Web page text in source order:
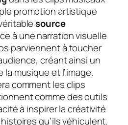
promotion artistique
source
à une narration visuelle
parviennent à toucher
créant ainsi un
musique et l’image.
comment les clips
comme des outils
à inspirer la créativité
qu’ils véhiculent.